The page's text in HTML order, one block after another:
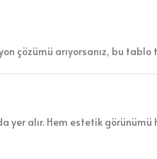
çözümü arıyorsanız, bu tablo
alır. Hem estetik